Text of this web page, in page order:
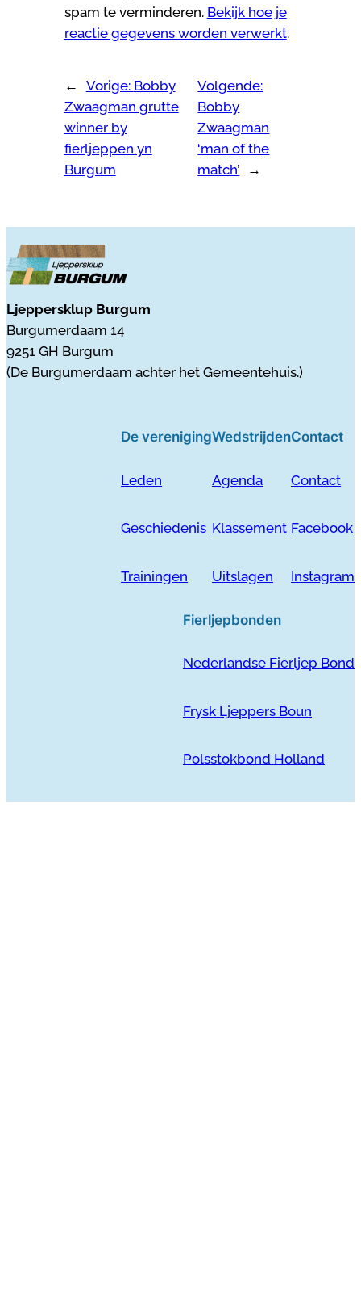
spam te verminderen. Bekijk hoe je
reactie gegevens worden verwerkt.
← Vorige: Bobby
Zwaagman grutte
winner by
fierljeppen yn
Burgum
Volgende:
Bobby
Zwaagman
‘man of the
match’
→
Ljeppersklup Burgum
Burgumerdaam 14
9251 GH Burgum
(De Burgumerdaam achter het Gemeentehuis.)
De vereniging
Leden
Geschiedenis
Trainingen
Wedstrijden
Agenda
Klassement
Uitslagen
Contact
Contact
Facebook
Instagram
Fierljepbonden
Nederlandse Fierljep Bond
Frysk Ljeppers Boun
Polsstokbond Holland